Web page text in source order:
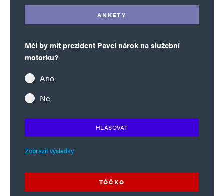
ANKETY
Měl by mít prezident Pavel nárok na služební
motorku?
Ano
Ne
HLASOVAT
Zobrazit výsledky
TÓČKO